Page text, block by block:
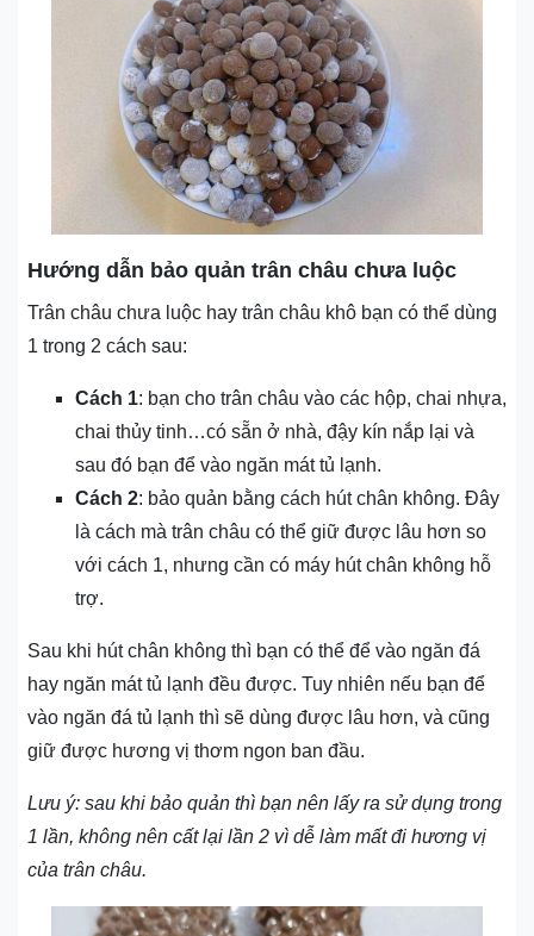
Hướng dẫn bảo quản trân châu chưa luộc
Trân châu chưa luộc hay trân châu khô bạn có thể dùng
1 trong 2 cách sau:
Cách 1: bạn cho trân châu vào các hộp, chai nhựa,
chai thủy tinh…có sẵn ở nhà, đậy kín nắp lại và
sau đó bạn để vào ngăn mát tủ lạnh.
Cách 2: bảo quản bằng cách hút chân không. Đây
là cách mà trân châu có thể giữ được lâu hơn so
với cách 1, nhưng cần có máy hút chân không hỗ
trợ.
Sau khi hút chân không thì bạn có thể để vào ngăn đá
hay ngăn mát tủ lạnh đều được. Tuy nhiên nếu bạn để
vào ngăn đá tủ lạnh thì sẽ dùng được lâu hơn, và cũng
giữ được hương vị thơm ngon ban đầu.
Lưu ý: sau khi bảo quản thì bạn nên lấy ra sử dụng trong
1 lần, không nên cất lại lần 2 vì dễ làm mất đi hương vị
của trân châu.